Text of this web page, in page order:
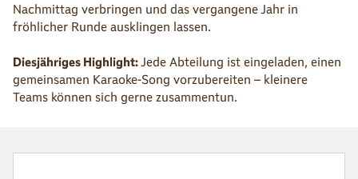
Nachmittag verbringen und das vergangene Jahr in
fröhlicher Runde ausklingen lassen.
Diesjähriges Highlight:Jede Abteilung ist eingeladen, einen
gemeinsamen Karaoke-Song vorzubereiten – kleinere
Teams können sich gerne zusammentun.